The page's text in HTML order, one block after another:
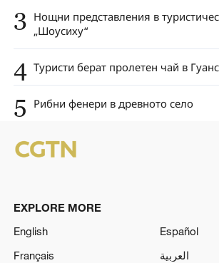
3 Нощни представления в
„Шоусиху“
4 Туристи берат пролетен чай в
5 Рибни фенери в древното село
EXPLORE MORE
English
Español
Français
العربية